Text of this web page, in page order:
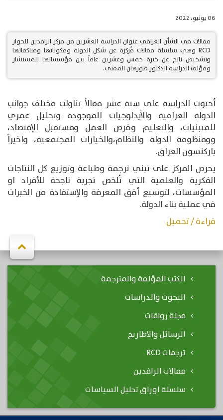
06 يونيو، 2022
مقالات في الشأن العراقي عنوان الدراسة العشرين من مركز الرافدين للحوار
RCD وهي سلسلة مقالات مُركزة عن شكل الدولة ومكوناتها ومناكفاتها
وتشخيص ناتج عن خبرة خمس وعشرين عاماً بين مؤسساتها للمستشار
ومؤلف الدراسة الدكتور طورهان المفتي.
أحتوت الدراسة على ستة عشر مقالاً تناولت مختلف جوانب
الدولة العراقية والآيدلوجيات الموجودة وتحليل عمري
للمتبنيات، والتعليم وفرص العمل ومستقبل الإقتصاد،
وومنظومة الدولة والنظام،والخيارات المجتمعية، واخيراً
باركنسون العراق.
يحرص المركز على تبني ترجمة وطباعة وتوزيع كل النتاجات
الفكرية والعلمية التي تُلخص تجربة ناجحة للأفراد او
المؤسسات، لتوسيع أفق المعرفة والإستفادة من الخبرات
في عملية بناء الدولة.
قراءة / تحميل
الكتب المؤلفة والمترجمة
البحوث والدراسات
مجلة رواقات
الرسائل والاطاريح
ترجمات RCD
مقالات الرافدين
سلسلة اوراق تحليل السياسات